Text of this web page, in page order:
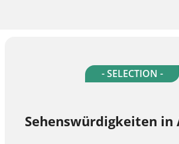
- SELECTION -
Sehenswürdigkeiten in